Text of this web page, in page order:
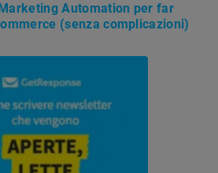
Automation per far
(senza complicazioni)